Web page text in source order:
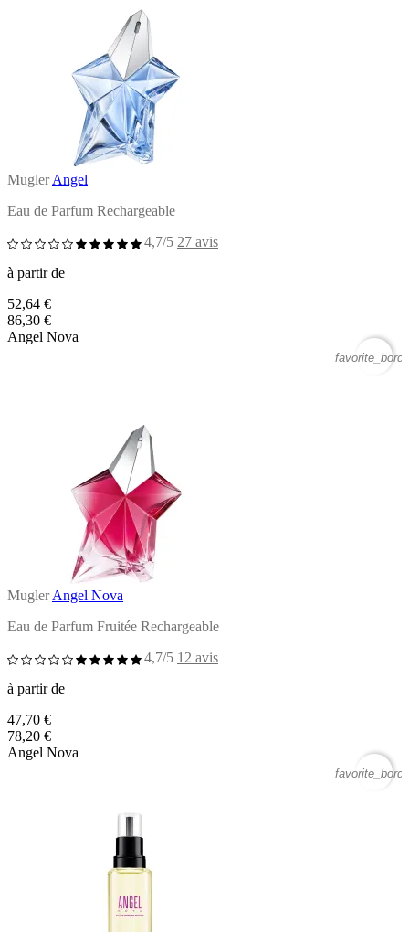
Mugler Angel
Eau de Parfum Rechargeable
4,7/5 27 avis
à partir de
52,64 €
86,30 €
Angel Nova
Mugler Angel Nova
Eau de Parfum Fruitée Rechargeable
4,7/5 12 avis
à partir de
47,70 €
78,20 €
Angel Nova